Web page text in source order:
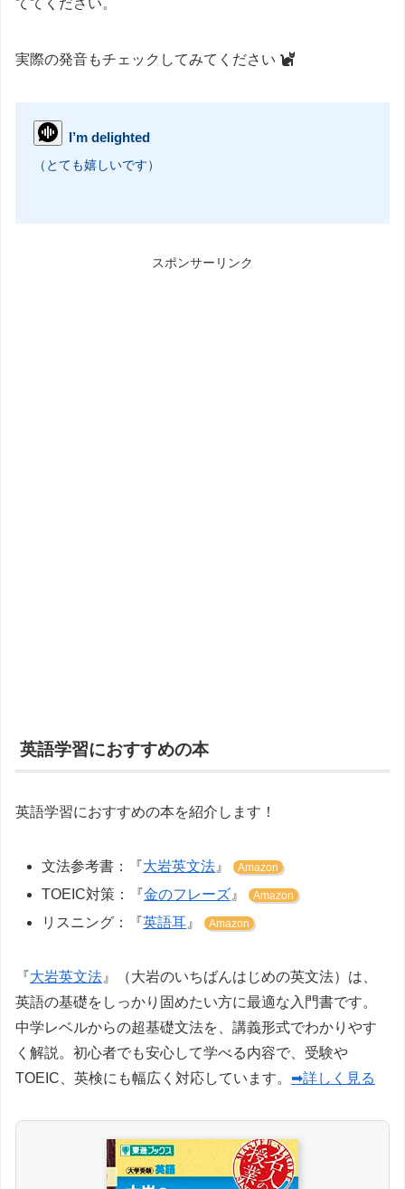
実際の発音もチェックしてみてください
I’m delighted
（とても嬉しいです）
スポンサーリンク
英語学習におすすめの本
英語学習におすすめの本を紹介します！
文法参考書：『大岩英文法 』 Amazon
TOEIC対策：『金のフレーズ 』 Amazon
リスニング：『英語耳 』 Amazon
『大岩英文法 』（大岩のいちばんはじめの英文法）は、
英語の基礎をしっかり固めたい方に最適な入門書です。
中学レベルからの超基礎文法を、講義形式でわかりやす
く解説。初心者でも安心して学べる内容で、受験や
TOEIC、英検にも幅広く対応しています。 ➡詳しく見る